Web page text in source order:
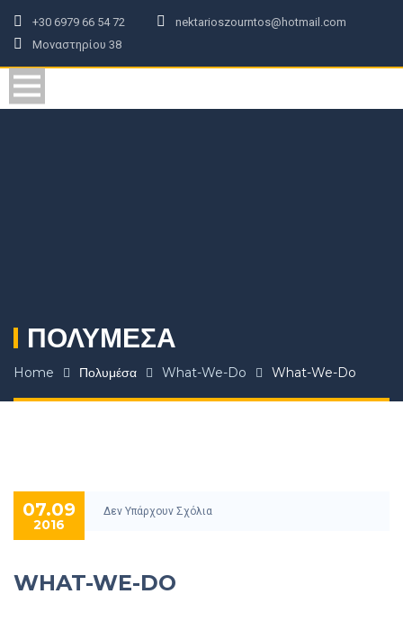
+30 6979 66 54 72
nektarioszourntos@hotmail.com
Μοναστηρίου 38
ΠΟΛΥΜΈΣΑ
Home Πολυμέσα What-We-Do What-We-Do
07.09
2016
Δεν Υπάρχουν Σχόλια
WHAT-WE-DO